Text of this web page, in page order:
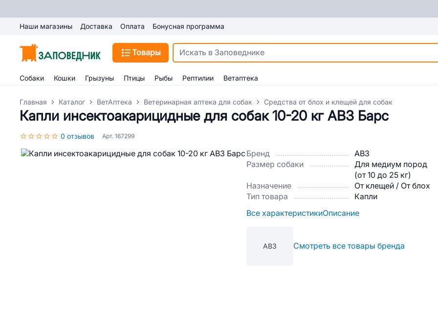
Наши магазины Доставка Оплата Бонусная программа
Товары
Собаки Кошки Грызуны Птицы Рыбы Рептилии Ветаптека
Главная Каталог ВетАптека Ветеринарная аптека для собак Средства от блох и клещей для собак
Капли инсектоакарицидные для собак 10-20 кг АВЗ Барс
0 отзывов Арт. 167299
Бренд
АВЗ
Размер собаки
Для медиум пород
(от 10 до 25 кг)
Назначение
От клещей / От блох
Тип товара
Капли
Все характеристикиОписание
АВЗ Смотреть все товары бренда